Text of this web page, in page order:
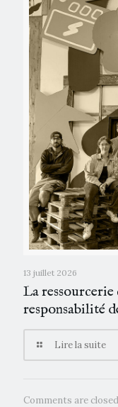
13 juillet 2026
La
responsabilité
Lire la suite
Comments are